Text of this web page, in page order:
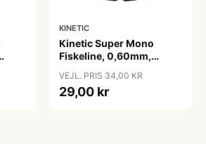
KINETIC
Kinetic Super Mono
Fiskeline, 0,60mm,
VEJL. PRIS 34,00 KR
29,00 kr